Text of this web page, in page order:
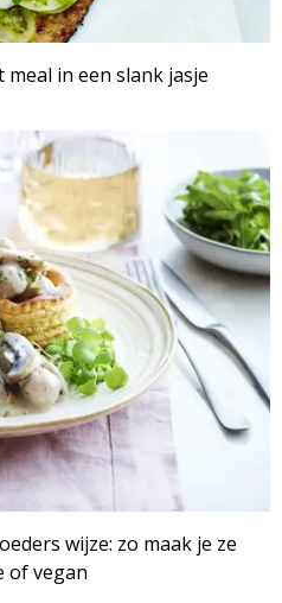
in een slank jasje
ARTIKEL
wijze: zo maak je ze
of vegan